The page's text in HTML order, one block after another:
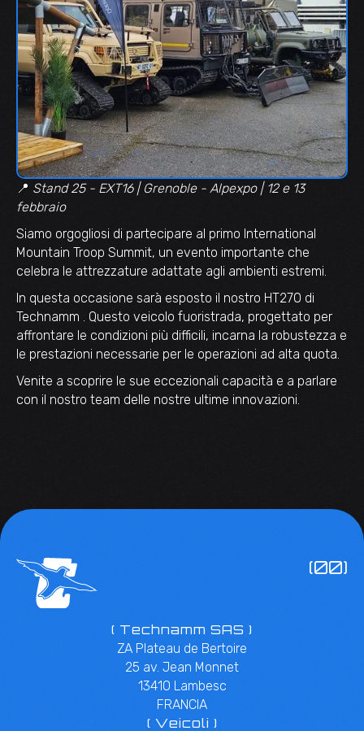
📍 Stand 25 - EXT16 | Grenoble - Alpexpo | 12 e 13
febbraio
Siamo orgogliosi di partecipare al primo International
Mountain Troop Summit, un evento importante che
celebra le attrezzature adattate agli ambienti estremi.
In questa occasione sarà esposto il nostro HT270 di
Technamm . Questo veicolo fuoristrada, progettato per
affrontare le condizioni più difficili, incarna la robustezza e
le prestazioni necessarie per le operazioni ad alta quota.
Venite a scoprire le sue eccezionali capacità e a parlare
con il nostro team delle nostre ultime innovazioni.
(00)
( Technamm SAS )
ZA Plateau de Bertoire
25 av. Jean Monnet
13410 Lambesc
FRANCIA
( Veicoli )